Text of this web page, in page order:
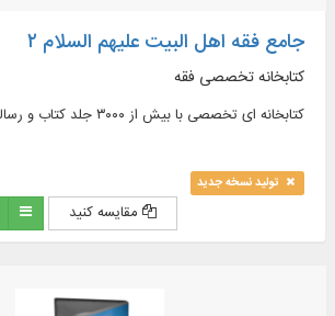
جامع فقه اهل البیت علیهم السلام ۲
کتابخانه تخصصی فقه
کتابخانه ای تخصصی با بیش از ۳۰۰۰ جلد کتاب و رساله فقهی
تولید نسخه جدید
مقایسه کنید